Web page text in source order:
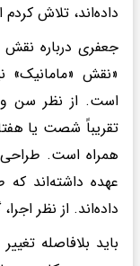
داده‌اند، تلاش
جعفری درباره
«نقش
است. از نظر سن
تقریباً شصت یا
همراه است. طراحی
عهده داشته‌اند
داده‌اند. از نظر
باید بلافاصله